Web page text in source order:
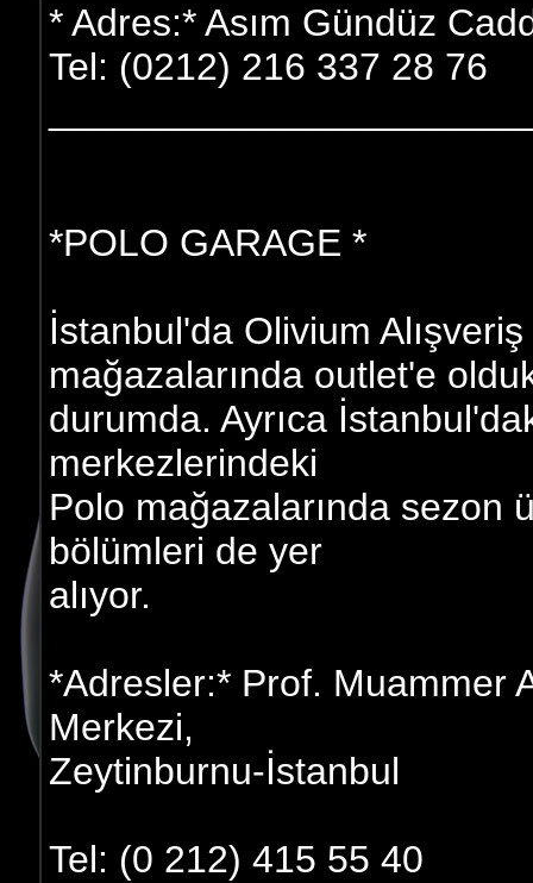
* Adres:* Asım Gündüz
Tel: (0212) 216 337 28 76
*POLO GARAGE *
İstanbul'da Olivium
mağazalarında outlet'e
durumda. Ayrıca
merkezlerindeki
Polo mağazalarında sezon
bölümleri de yer
alıyor.
*Adresler:* Prof. Muammer
Merkezi,
Zeytinburnu-İstanbul
Tel: (0 212) 415 55 40